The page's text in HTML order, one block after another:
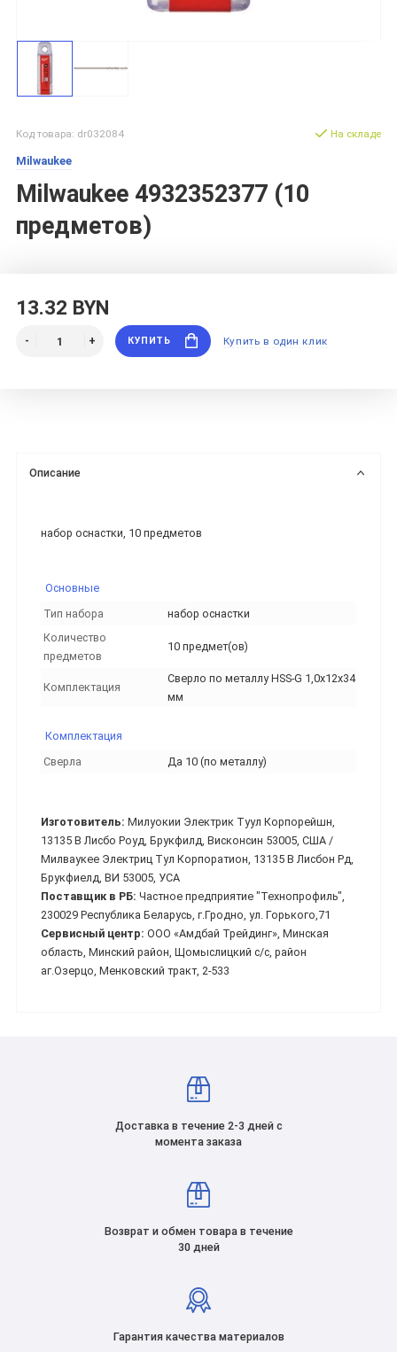
Код товара: dr032084
Milwaukee
Milwaukee 4932352377 (10
предметов)
На складе
13.32 BYN
КУПИТЬ Купить в один клик
Описание
набор оснастки, 10 предметов
Основные
Тип набора
набор оснастки
Количество
предметов
10 предмет(ов)
Комплектация
Сверло по металлу HSS-G 1,0x12x34
мм
Комплектация
Сверла
Да 10 (по металлу)
Изготовитель: Милуокии Электрик Туул Корпорейшн,
13135 В Лисбо Роуд, Брукфилд, Висконсин 53005, США /
Милваукее Электриц Тул Корпоратион, 13135 В Лисбон Рд,
Брукфиелд, ВИ 53005, УСА
Поставщик в РБ: Частное предприятие "Технопрофиль",
230029 Республика Беларусь, г.Гродно, ул. Горького,71
Сервисный центр: ООО «Амдбай Трейдинг», Минская
область, Минский район, Щомыслицкий с/с, район
аг.Озерцо, Менковский тракт, 2-533
Доставка в течение 2-3 дней с
момента заказа
Возврат и обмен товара в течение
30 дней
Гарантия качества материалов